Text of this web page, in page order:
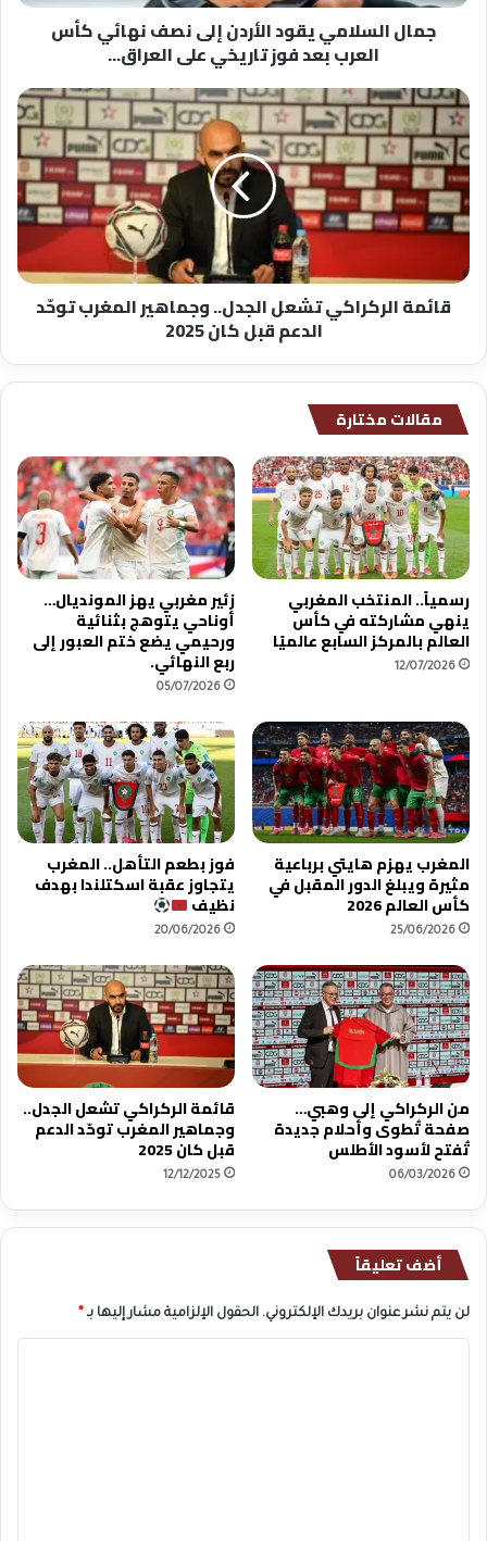
ا
ق
و
د
ا
ل
أ
ر
ن
ف
ن
ه
ا
ئ
ي
ك
أ
س
ا
ل
ع
ب
ع
د
ف
و
ت
ا
خ
ي
ع
ل
ى
ا
ر
ا
.
جمال السلامي يقود الأردن إلى نصف نهائي كأس
العرب بعد فوز تاريخي على العراق...
ق
ئ
م
ة
ا
ل
ك
ش
ل
ا
ل
ج
د
ل
.
.
و
ج
ه
ي
ر
ا
ل
غ
ب
و
حّ
د
ا
ل
د
م
ق
ب
ن
2
0
قائمة الركراكي تشعل الجدل.. وجماهير المغرب توحّد
الدعم قبل كان 2025
مقالات مختارة
رسمياً.. المنتخب المغربي
ينهي مشاركته في كأس
العالم بالمركز السابع عالميًا
12/07/2026
زئير مغربي يهز المونديال…
أوناحي يتوهج بثنائية
ورحيمي يضع ختم العبور إلى
ربع النهائي.
05/07/2026
المغرب يهزم هايتي برباعية
مثيرة ويبلغ الدور المقبل في
كأس العالم 2026
25/06/2026
فوز بطعم التأهل.. المغرب
يتجاوز عقبة اسكتلندا بهدف
نظيف
20/06/2026
من الركراكي إلى وهبي…
صفحة تُطوى وأحلام جديدة
تُفتح لأسود الأطلس
06/03/2026
قائمة الركراكي تشعل الجدل..
وجماهير المغرب توحّد الدعم
قبل كان 2025
12/12/2025
أضف تعليقاً
لن يتم نشر عنوان بريدك الإلكتروني. الحقول الإلزامية مشار إليها بـ *